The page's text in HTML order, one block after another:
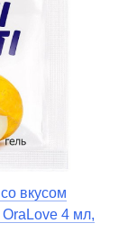
вкусом
4 мл,